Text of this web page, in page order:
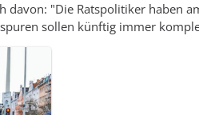
davon: "Die Ratspolitiker haben
sollen künftig immer